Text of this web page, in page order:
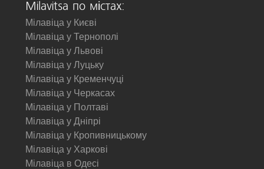
Milavitsa по містах:
Мілавіца у Києві
Мілавіца у Тернополі
Мілавіца у Львові
Мілавіца у Луцьку
Мілавіца у Кременчуці
Мілавіца у Черкасах
Мілавіца у Полтаві
Мілавіца у Дніпрі
Мілавіца у Кропивницькому
Мілавіца у Харкові
Мілавіца в Одесі